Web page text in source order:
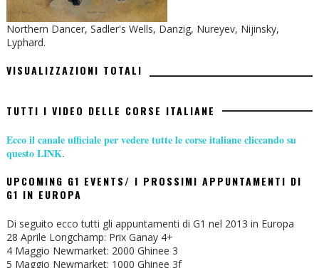
Northern Dancer, Sadler's Wells, Danzig, Nureyev, Nijinsky,
Lyphard.
VISUALIZZAZIONI TOTALI
TUTTI I VIDEO DELLE CORSE ITALIANE
Ecco il canale ufficiale per vedere tutte le corse italiane cliccando su
questo LINK.
UPCOMING G1 EVENTS/ I PROSSIMI APPUNTAMENTI DI
G1 IN EUROPA
Di seguito ecco tutti gli appuntamenti di G1 nel 2013 in Europa
28 Aprile Longchamp: Prix Ganay 4+
4 Maggio Newmarket: 2000 Ghinee 3
5 Maggio Newmarket: 1000 Ghinee 3f